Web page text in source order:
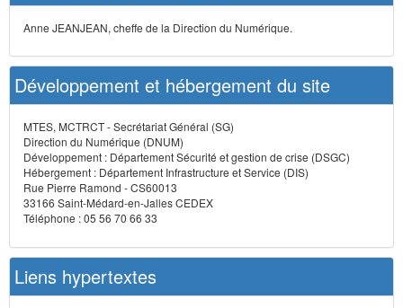
Anne JEANJEAN, cheffe de la Direction du Numérique.
Développement et hébergement du site
MTES, MCTRCT - Secrétariat Général (SG)
Direction du Numérique (DNUM)
Développement : Département Sécurité et gestion de crise (DSGC)
Hébergement : Département Infrastructure et Service (DIS)
Rue Pierre Ramond - CS60013
33166 Saint-Médard-en-Jalles CEDEX
Téléphone : 05 56 70 66 33
Liens hypertextes